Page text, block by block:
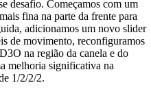
desafio. Começamos com um
fina na parte da frente para
adicionamos um novo slider
de movimento, reconfiguramos
na região da canela e do
melhoria significativa na
1/2/2/2.